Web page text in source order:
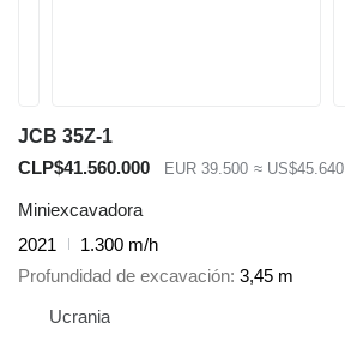
JCB 35Z-1
CLP$41.560.000
EUR 39.500 ≈ US$45.640
Miniexcavadora
2021
1.300 m/h
Profundidad de excavación 3,45 m
Ucrania